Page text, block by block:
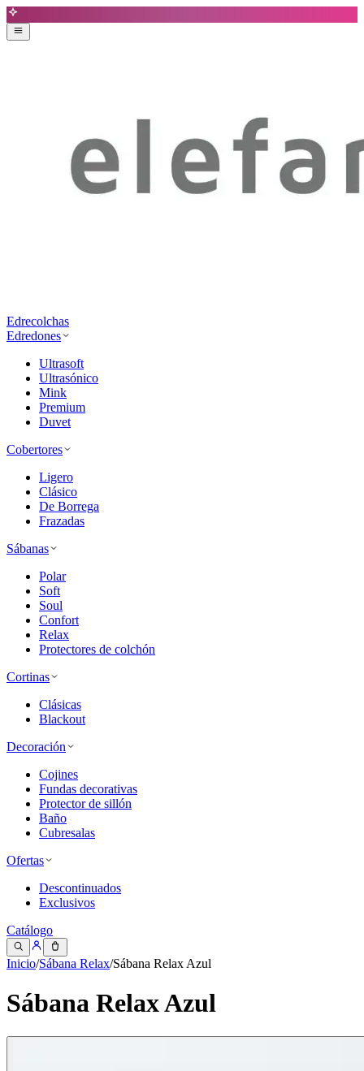
Edrecolchas
Edredones
Ultrasoft
Ultrasónico
Mink
Premium
Duvet
Cobertores
Ligero
Clásico
De Borrega
Frazadas
Sábanas
Polar
Soft
Soul
Confort
Relax
Protectores de colchón
Cortinas
Clásicas
Blackout
Decoración
Cojines
Fundas decorativas
Protector de sillón
Baño
Cubresalas
Ofertas
Descontinuados
Exclusivos
Catálogo
Inicio/Sábana Relax/Sábana Relax Azul
Sábana Relax Azul